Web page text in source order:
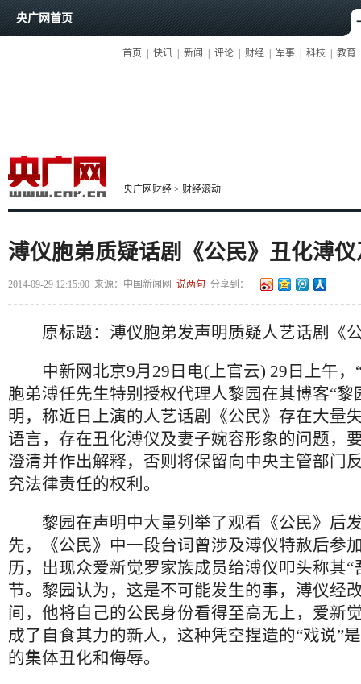
央广网首页
首页 快讯 新闻 评论 财经 军事 科技 教育
央广网财经 > 财经滚动
溥仪胞弟质疑话剧《公民》丑化溥
2014-09-29 12:15:00 来源： 中国新闻网 说两句 分享到：
原标题：溥仪胞弟发声明质疑人艺话剧《
中新网北京9月29日电(上官云) 29日上午，
胞弟溥任先生特别授权代理人黎园在其博客“黎
明，称近日上演的人艺话剧《公民》存在大量
语言，存在丑化溥仪及妻子婉容形象的问题，
澄清并作出解释，否则将保留向中央主管部门
究法律责任的权利。
黎园在声明中大量列举了观看《公民》后
先，《公民》中一段台词曾涉及溥仪特赦后参
历，出现众爱新觉罗家族成员给溥仪叩头称其“
节。黎园认为，这是不可能发生的事，溥仪经
间，他将自己的公民身份看得至高无上，爱新
成了自食其力的新人，这种凭空捏造的“戏说”
的集体丑化和侮辱。